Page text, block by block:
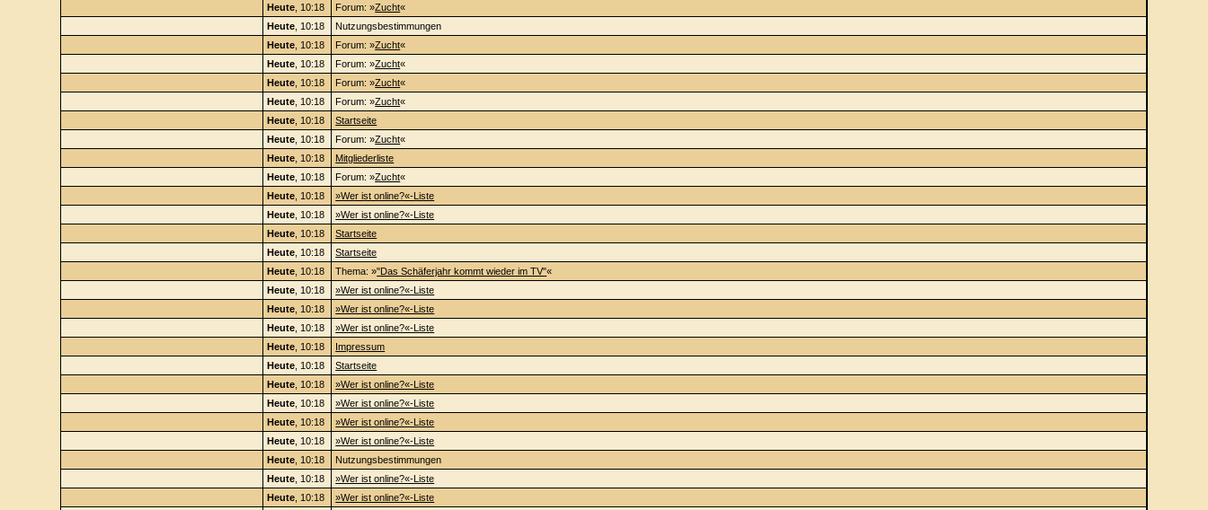
Heute , 10:18 Forum: »Zucht«
Heute , 10:18
Nutzungsbestimmungen
Heute , 10:18 Forum: »Zucht«
Heute , 10:18 Forum: »Zucht«
Heute , 10:18 Forum: »Zucht«
Heute , 10:18 Forum: »Zucht«
Heute , 10:18
Startseite
Heute , 10:18 Forum: »Zucht«
Heute , 10:18
Mitgliederliste
Heute , 10:18 Forum: »Zucht«
Heute , 10:18
»Wer ist online?«-Liste
Heute , 10:18
»Wer ist online?«-Liste
Heute , 10:18
Startseite
Heute , 10:18
Startseite
Heute , 10:18 Thema: »"Das Schäferjahr kommt wieder im TV"«
Heute , 10:18
»Wer ist online?«-Liste
Heute , 10:18
»Wer ist online?«-Liste
Heute , 10:18
»Wer ist online?«-Liste
Heute , 10:18
Impressum
Heute , 10:18
Startseite
Heute , 10:18
»Wer ist online?«-Liste
Heute , 10:18
»Wer ist online?«-Liste
Heute , 10:18
»Wer ist online?«-Liste
Heute , 10:18
»Wer ist online?«-Liste
Heute , 10:18
Nutzungsbestimmungen
Heute , 10:18
»Wer ist online?«-Liste
Heute , 10:18
»Wer ist online?«-Liste